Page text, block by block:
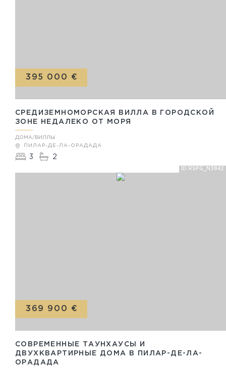
СРЕДИЗЕМНОМОРСКАЯ ВИЛЛА В ГОРОДСКОЙ
ЗОНЕ НЕДАЛЕКО ОТ МОРЯ
ПИЛАР-ДЕ-ЛА-ОРАДАДА
395 000 €
ДОМА/ВИЛЛЫ
3 2
ID RSPG_N3842
СОВРЕМЕННЫЕ ТАУНХАУСЫ И
ДВУХКВАРТИРНЫЕ ДОМА В ПИЛАР-ДЕ-ЛА-
ОРАДАДА
369 900 €